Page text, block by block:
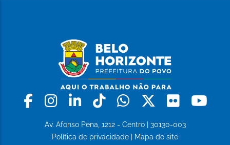
Facebook
Instagram
LinkedinTiktokWhatsapp
X Flickr
Av. Afonso Pena, 1212 - Centro | 30130-003
Política de privacidade
Mapa do site